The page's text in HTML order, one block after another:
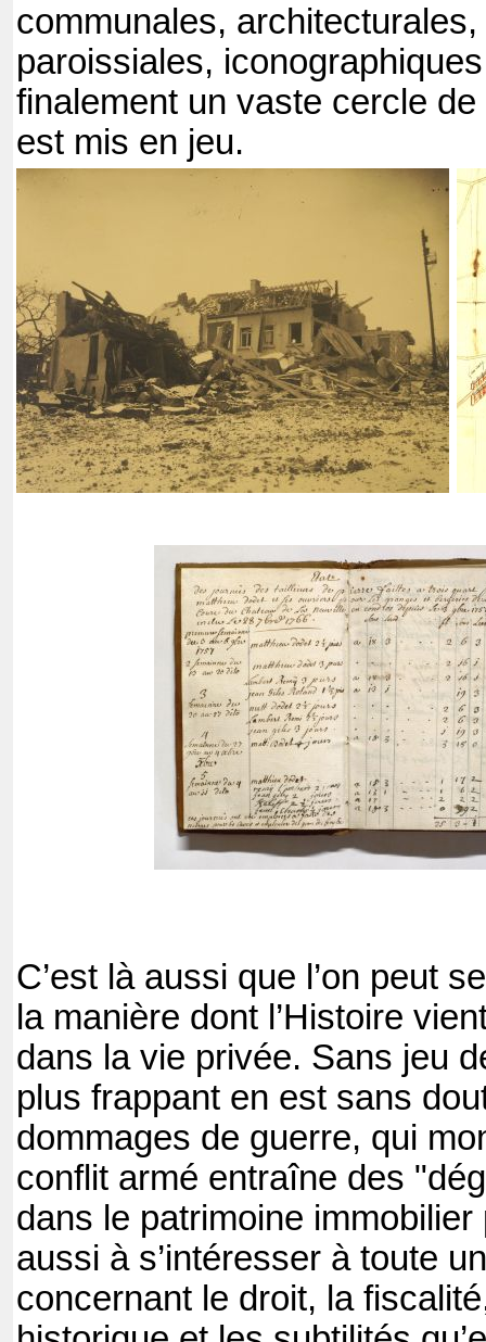
communales,
paroissiales,
finalement un vaste cercle
est mis en jeu.
C’est là aussi que l’on peut
la manière dont l’Histoire
dans la vie privée. Sans jeu
plus frappant en est sans
dommages de guerre, qui
conflit armé entraîne des
dans le patrimoine
aussi à s’intéresser à toute
concernant le droit, la